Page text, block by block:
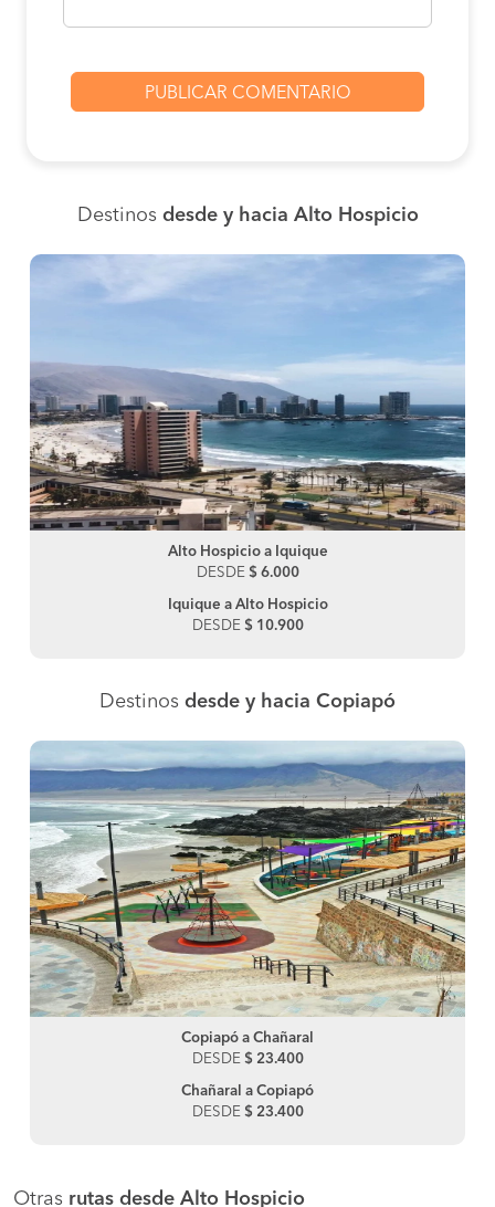
Destinos desde y hacia Alto Hospicio
Alto Hospicio a Iquique
DESDE $ 6.000
Iquique a Alto Hospicio
DESDE $ 10.900
Destinos desde y hacia Copiapó
Copiapó a Chañaral
DESDE $ 23.400
Chañaral a Copiapó
DESDE $ 23.400
Otras rutas desde Alto Hospicio